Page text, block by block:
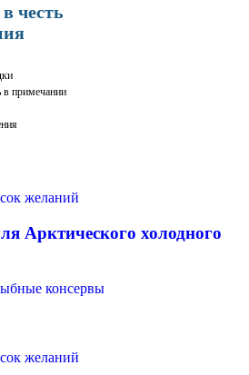
честь
в примечании
желаний
Арктического холодного
консервы
желаний